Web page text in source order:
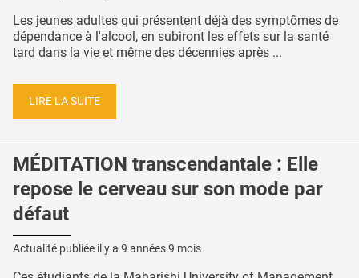
Les jeunes adultes qui présentent déjà des symptômes de
dépendance à l'alcool, en subiront les effets sur la santé
tard dans la vie et même des décennies après ...
LIRE LA SUITE
MÉDITATION transcendantale : Elle
repose le cerveau sur son mode par
défaut
Actualité publiée il y a 9 années 9 mois